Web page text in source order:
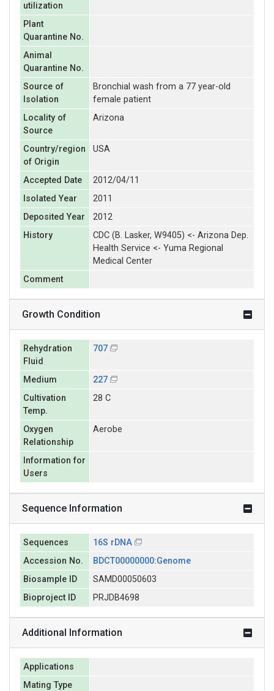
utilization
Plant
Quarantine No.
Animal
Quarantine No.
Source of
Isolation
Bronchial wash from a 77 year-old
female patient
Locality of
Source
Arizona
Country/region
of Origin
USA
Accepted Date
2012/04/11
Isolated Year
2011
Deposited Year
2012
History
CDC (B. Lasker, W9405) <- Arizona Dep.
Health Service <- Yuma Regional
Medical Center
Comment
Growth Condition
Rehydration
Fluid
707
Medium
227
Cultivation
Temp.
28 C
Oxygen
Relationship
Aerobe
Information for
Users
Sequence Information
Sequences
16S rDNA
Accession No.
BDCT00000000:Genome
Biosample ID
SAMD00050603
Bioproject ID
PRJDB4698
Additional Information
Applications
Mating Type